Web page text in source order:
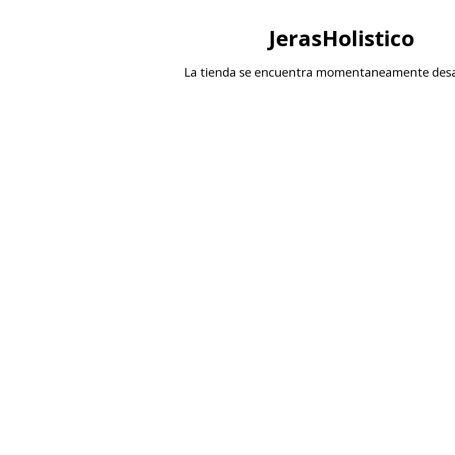
JerasHolistico
La tienda se encuentra momentaneamente